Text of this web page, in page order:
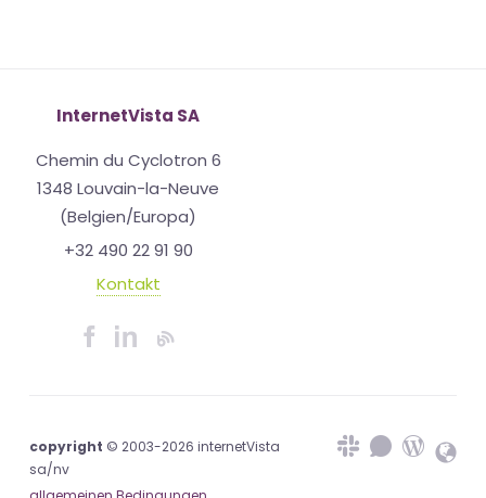
InternetVista SA
Chemin du Cyclotron 6
1348 Louvain-la-Neuve
(Belgien/Europa)
+32 490 22 91 90
Kontakt
copyright © 2003-2026 internetVista
sa/nv